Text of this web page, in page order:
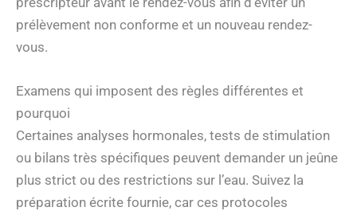
prélèvement non conforme et un nouveau rendez-
vous.
Examens qui imposent des règles différentes et
pourquoi
Certaines analyses hormonales, tests de stimulation
ou bilans très spécifiques peuvent demander un jeûne
plus strict ou des restrictions sur l’eau. Suivez la
préparation écrite fournie, car ces protocoles